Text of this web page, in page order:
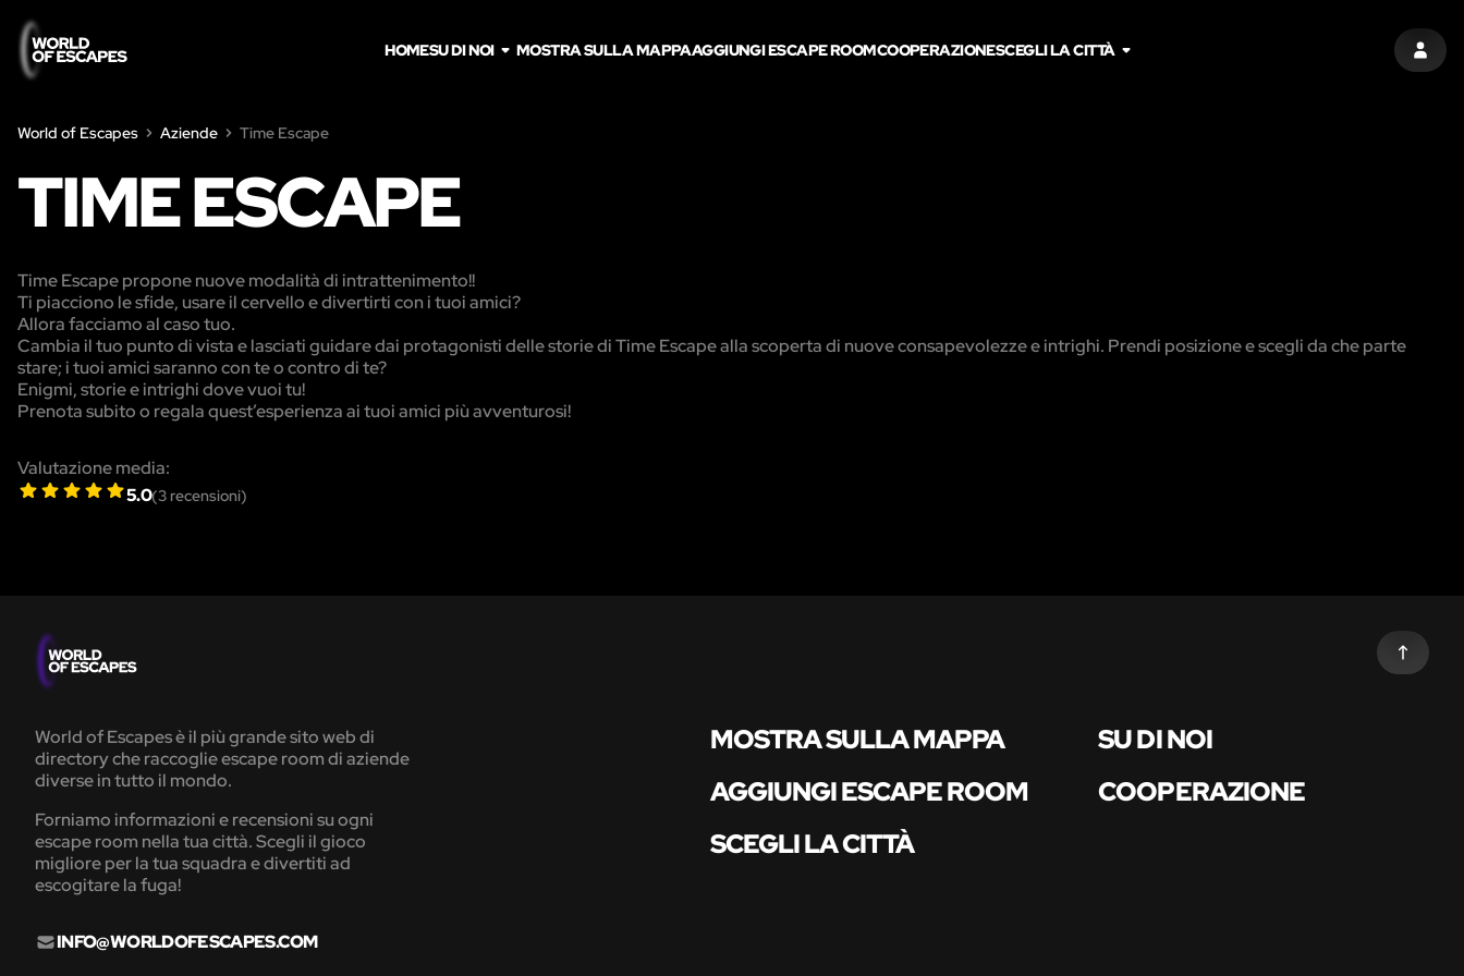
HOMESU DI NOI MOSTRA SULLA MAPPAAGGIUNGI ESCAPE ROOMCOOPERAZIONESCEGLI LA CITTÀ
World of Escapes Aziende Time Escape
TIME ESCAPE
Time Escape propone nuove modalità di intrattenimento!!
Ti piacciono le sfide, usare il cervello e divertirti con i tuoi amici?
Allora facciamo al caso tuo.
Cambia il tuo punto di vista e lasciati guidare dai protagonisti delle storie di Time Escape alla scoperta di nuove consapevolezze e intrighi. Prendi posizione e scegli da che parte
stare; i tuoi amici saranno con te o contro di te?
Enigmi, storie e intrighi dove vuoi tu!
Prenota subito o regala quest’esperienza ai tuoi amici più avventurosi!
Valutazione media:
5.0(3 recensioni)
World of Escapes è il più grande sito web di
directory che raccoglie escape room di aziende
diverse in tutto il mondo.
Forniamo informazioni e recensioni su ogni
escape room nella tua città. Scegli il gioco
migliore per la tua squadra e divertiti ad
escogitare la fuga!
INFO@WORLDOFESCAPES.COM
MOSTRA SULLA MAPPA
SU DI NOI
AGGIUNGI ESCAPE ROOM
COOPERAZIONE
SCEGLI LA CITTÀ